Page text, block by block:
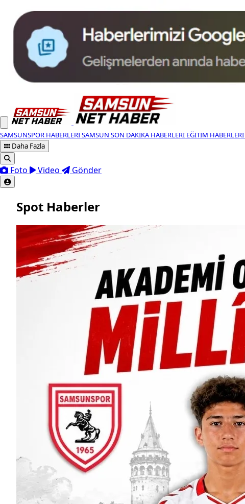
SAMSUNSPOR HABERLERISAMSUN SON DAKIKA HABERLERI EĞITIM HABERLERI
Daha Fazla
Foto Video Gönder
Spot Haberler